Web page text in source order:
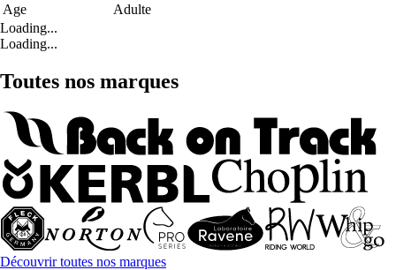
Age
Adulte
Loading...
Loading...
Toutes nos marques
Découvrir toutes nos marques